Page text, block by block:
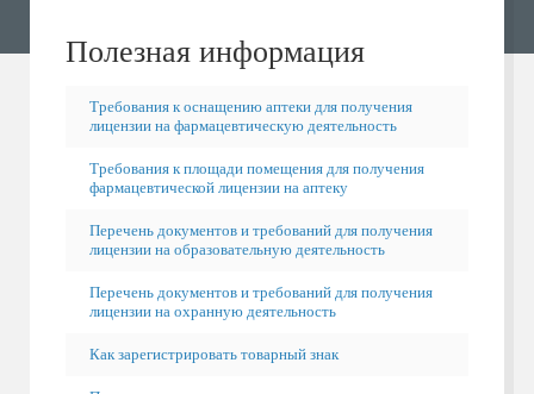
Полезная информация
Требования к оснащению аптеки для получения
лицензии на фармацевтическую деятельность
Требования к площади помещения для получения
фармацевтической лицензии на аптеку
Перечень документов и требований для получения
лицензии на образовательную деятельность
Перечень документов и требований для получения
лицензии на охранную деятельность
Как зарегистрировать товарный знак